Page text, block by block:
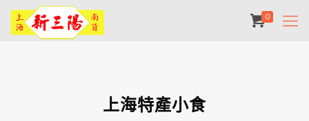
0
上海特產小食